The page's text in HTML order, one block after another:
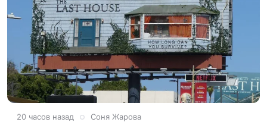
20 часов назад Соня Жарова